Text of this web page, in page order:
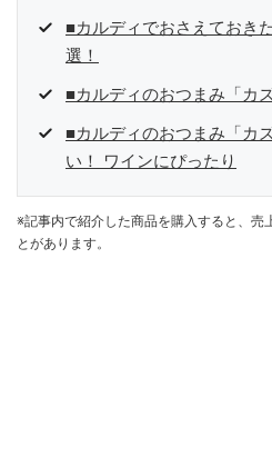
■カルディでおさえておき
選！
■カルディのおつまみ「カ
■カルディのおつまみ「カ
い！ ワインにぴったり
※記事内で紹介した商品を購入すると、売
とがあります。